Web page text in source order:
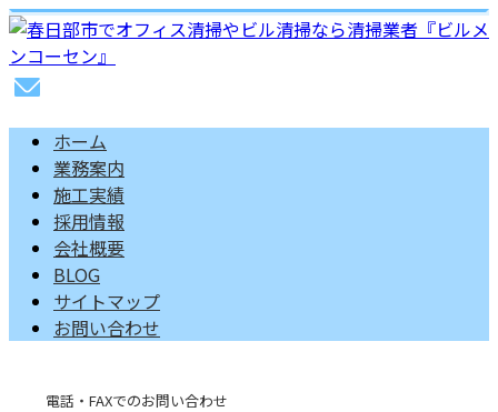
ホーム
業務案内
施工実績
採用情報
会社概要
BLOG
サイトマップ
お問い合わせ
電話・FAXでのお問い合わせ